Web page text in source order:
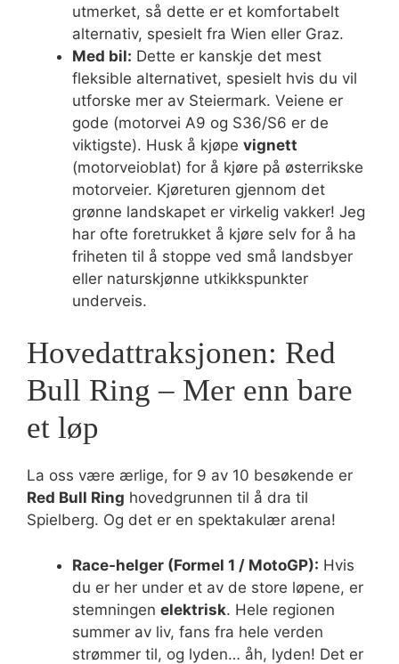
utmerket, så dette er et komfortabelt
alternativ, spesielt fra Wien eller Graz.
Med bil: Dette er kanskje det mest
fleksible alternativet, spesielt hvis du vil
utforske mer av Steiermark. Veiene er
gode (motorvei A9 og S36/S6 er de
viktigste). Husk å kjøpe vignett
(motorveioblat) for å kjøre på østerrikske
motorveier. Kjøreturen gjennom det
grønne landskapet er virkelig vakker! Jeg
har ofte foretrukket å kjøre selv for å ha
friheten til å stoppe ved små landsbyer
eller naturskjønne utkikkspunkter
underveis.
Hovedattraksjonen: Red
Bull Ring – Mer enn bare
et løp
La oss være ærlige, for 9 av 10 besøkende er
Red Bull Ring hovedgrunnen til å dra til
Spielberg. Og det er en spektakulær arena!
Race-helger (Formel 1 / MotoGP): Hvis
du er her under et av de store løpene, er
stemningen elektrisk. Hele regionen
summer av liv, fans fra hele verden
strømmer til, og lyden… åh, lyden! Det er